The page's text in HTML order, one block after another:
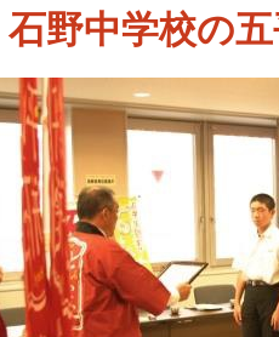
石野中学校の